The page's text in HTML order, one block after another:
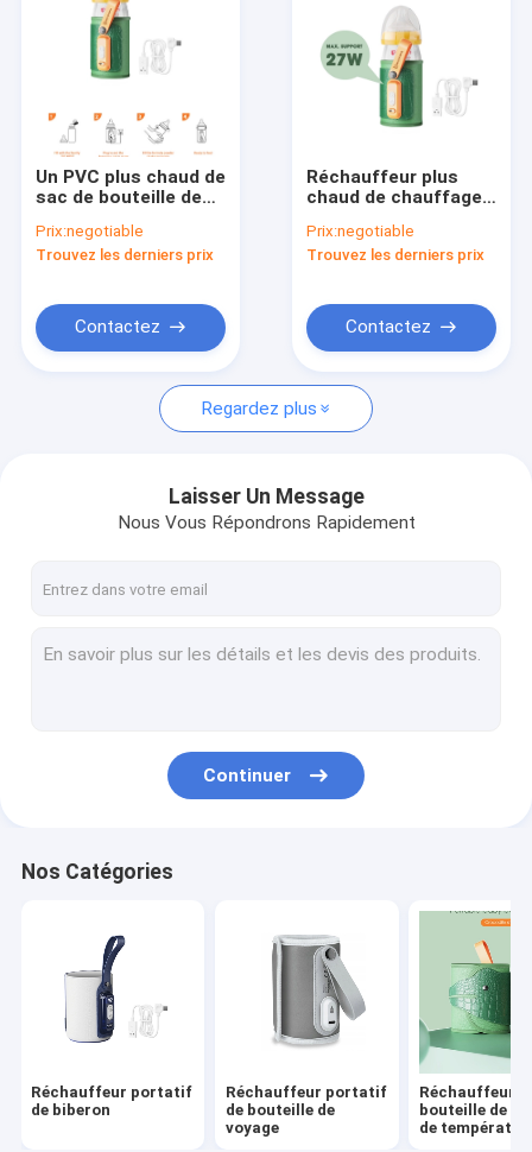
Produits
Au sujet de nous
Visite d'usine
Contrôle de qualité
Cas
Réchauffeur portatif de biberon
Réchauffeur de bouteille de contrôle de température
Flip Cap Baby Bottle
brosse de bain bébé
Une cuillère et une fourchette
Une sucette de nuit et de jour
Un PVC plus chaud de
sac de bouteille de
température de lait
maternel libre avec
liquides
Prix:negotiable
Trouvez les derniers prix
Contactez
Réchauffeur plus
chaud de chauffage
de voyage de
bouteille de contrôle
Prix:negotiable
Trouvez les derniers prix
Contactez
Regardez plus
Laisser Un Message
Nous Vous Répondrons Rapidement
Continuer
Nos Catégories
Réchauffeur portatif
de biberon
Réchauffeur portatif
de bouteille de
voyage
Réchauffeur
bouteille de
de